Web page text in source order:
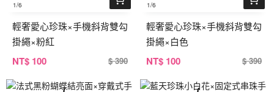
1/6
輕奢愛心珍珠×手機斜背雙勾
掛繩×粉紅
NT$ 100 $ 390
1/6
輕奢愛心珍珠×手機斜背雙勾
掛繩×白色
NT$ 100 $ 390